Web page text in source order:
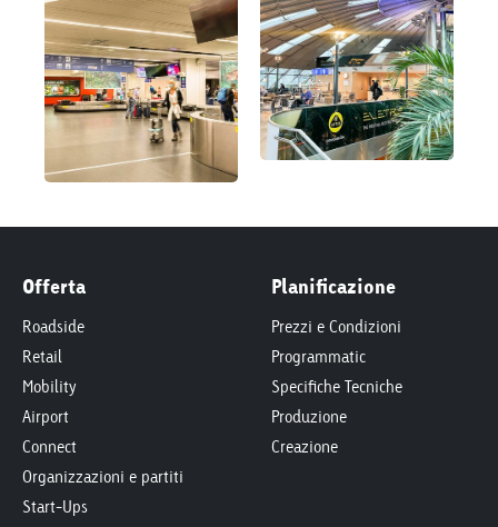
Offerta
Roadside
Retail
Mobility
Airport
Connect
Organizzazioni e partiti
Start-Ups
Planificazione
Prezzi e Condizioni
Programmatic
Specifiche Tecniche
Produzione
Creazione